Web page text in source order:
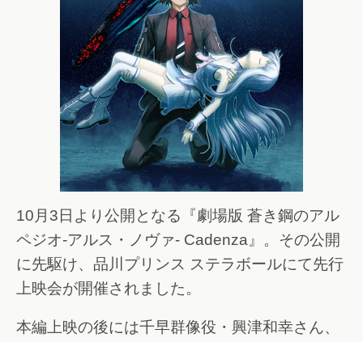
10月3日より公開となる『劇場版 蒼き鋼のアル
ペジオ-アルス・ノヴァ- Cadenza』。その公開
に先駆け、品川プリンス ステラボールにて先行
上映会が開催されました。
本編上映の後には千早群像役・興津和幸さん、